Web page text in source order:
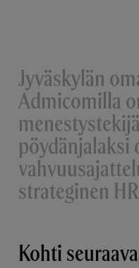
Jyväskylän
Admicomilla
pöydänjalaksi
strateginen
Kohti